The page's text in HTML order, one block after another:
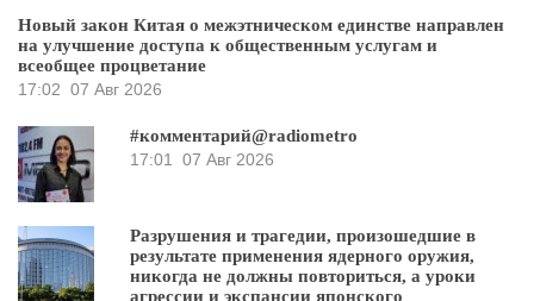
Новый закон Китая о межэтническом единстве направлен
на улучшение доступа к общественным услугам и
всеобщее процветание
17:02 07 Авг 2026
#комментарий@radiometro
17:01
07 Авг 2026
Разрушения и трагедии, произошедшие в
результате применения ядерного оружия,
никогда не должны повториться, а уроки
агрессии и экспансии японского